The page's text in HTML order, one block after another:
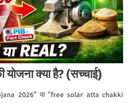
क्या है? (सच्चाई)
2026" या "free solar atta chakki